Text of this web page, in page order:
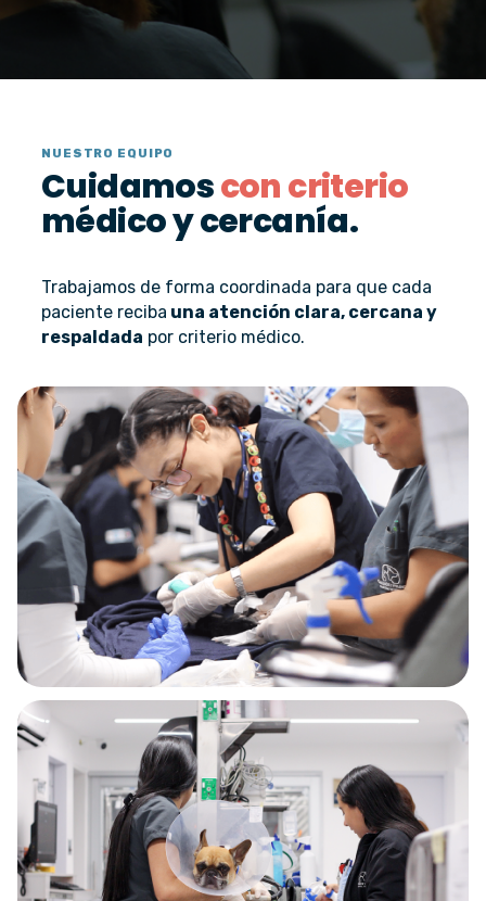
NUESTRO EQUIPO
Cuidamoscon criterio
médico y cercanía.
Trabajamos de forma coordinada para que cada
paciente reciba una atención clara, cercana y
respaldada por criterio médico.